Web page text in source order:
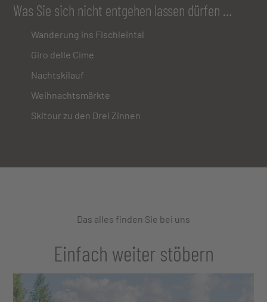
Was Sie sich nicht entgehen lassen dürfen …
Wanderung ins Fischleintal
Giro delle Cime
Nachtskilauf
Weihnachtsmärkte
Skitour zu den Drei Zinnen
Das alles finden Sie bei uns
Einfach weiter stöbern